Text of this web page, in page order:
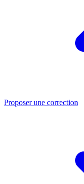
Proposer une correction